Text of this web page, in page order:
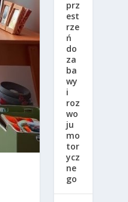
prz
est
rze
ń
do
za
ba
wy
i
roz
wo
ju
mo
tor
ycz
ne
go